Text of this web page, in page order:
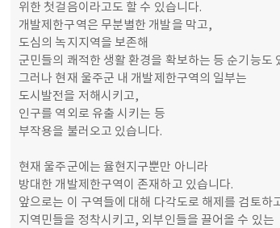
위한 첫걸음이라고도 할 수 있습니다.
개발제한구역은 무분별한 개발을 막고,
도심의 녹지지역을 보존해
군민들의 쾌적한 생활 환경을 확보하는 등 순기능도
그러나 현재 울주군 내 개발제한구역의 일부는
도시발전을 저해시키고,
인구를 역외로 유출 시키는 등
부작용을 불러오고 있습니다.
현재 울주군에는 율현지구뿐만 아니라
방대한 개발제한구역이 존재하고 있습니다.
앞으로는 이 구역들에 대해 다각도로 해제를 검토하
지역민들을 정착시키고, 외부인들을 끌어올 수 있는